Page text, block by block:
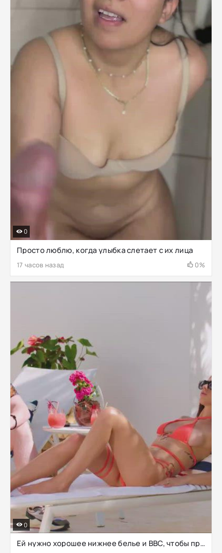
Просто люблю, когда улыбка слетает с их лица
17 часов назад 0%
0
Ей нужно хорошее нижнее белье и BBC, чтобы преодолеть взаимную измену
0